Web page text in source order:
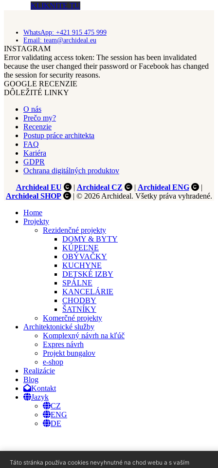
KLIKNITE TU
WhatsApp: +421 915 475 999
Email: team@archideal.eu
INSTAGRAM
Error validating access token: The session has been invalidated
because the user changed their password or Facebook has changed
the session for security reasons.
GOOGLE RECENZIE
DÔLEŽITÉ LINKY
O nás
Prečo my?
Recenzie
Postup práce architekta
FAQ
Kariéra
GDPR
Ochrana digitálných produktov
Archideal EU
| Archideal CZ | Archideal ENG
|
Archideal SHOP
| © 2026 Archideal. Všetky práva vyhradené.
Home
Projekty
Rezidenčné projekty
DOMY & BYTY
KÚPEĽNE
OBÝVAČKY
KUCHYNE
DETSKÉ IZBY
SPÁLNE
KANCELÁRIE
CHODBY
ŠATNÍKY
Komerčné projekty
Architektonické služby
Komplexný návrh na kľúč
Expres návrh
Projekt bungalov
e-shop
Realizácie
Blog
Kontakt
Jazyk
CZ
ENG
DE
Táto stránka používa cookies nevyhnutné na chod webu a s vaším